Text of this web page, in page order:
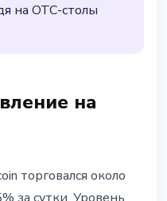
на OTC-столы
на
торговался около